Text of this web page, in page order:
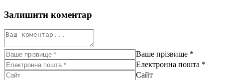
Залишити коментар
Ваше прізвище *
Електронна пошта *
Сайт